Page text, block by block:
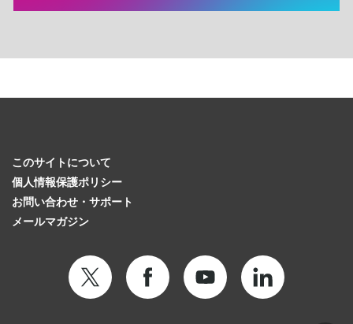
このサイトについて
個人情報保護ポリシー
お問い合わせ・サポート
メールマガジン